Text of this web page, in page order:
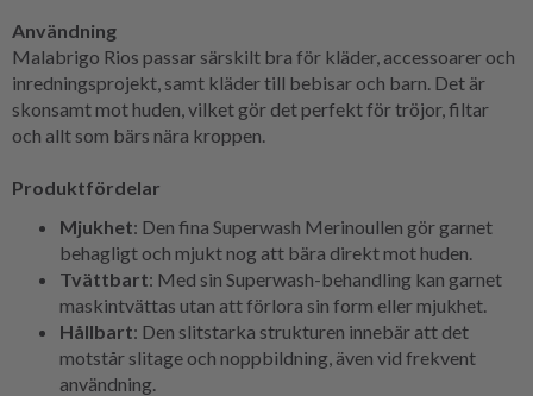
Användning
Malabrigo Rios passar särskilt bra för kläder, accessoarer och
inredningsprojekt, samt kläder till bebisar och barn. Det är
skonsamt mot huden, vilket gör det perfekt för tröjor, filtar
och allt som bärs nära kroppen.
Produktfördelar
Mjukhet: Den fina Superwash Merinoullen gör garnet
behagligt och mjukt nog att bära direkt mot huden.
Tvättbart: Med sin Superwash-behandling kan garnet
maskintvättas utan att förlora sin form eller mjukhet.
Hållbart: Den slitstarka strukturen innebär att det
motstår slitage och noppbildning, även vid frekvent
användning.